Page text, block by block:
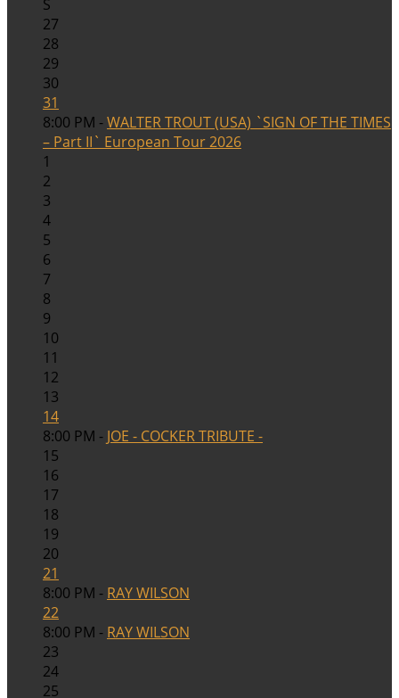
S
27
28
29
30
31
8:00 PM -WALTER TROUT (USA) `SIGN OF THE TIMES
– Part II` European Tour 2026
1
2
3
4
5
6
7
8
9
10
11
12
13
14
8:00 PM - JOE - COCKER TRIBUTE -
15
16
17
18
19
20
21
8:00 PM - RAY WILSON
22
8:00 PM - RAY WILSON
23
24
25